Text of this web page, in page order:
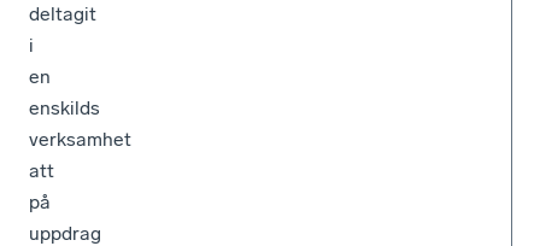
deltagit
i
en
enskilds
verksamhet
att
på
uppdrag